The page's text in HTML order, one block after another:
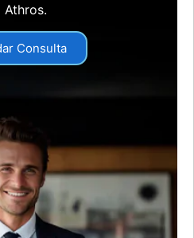
Athros.
Consulta